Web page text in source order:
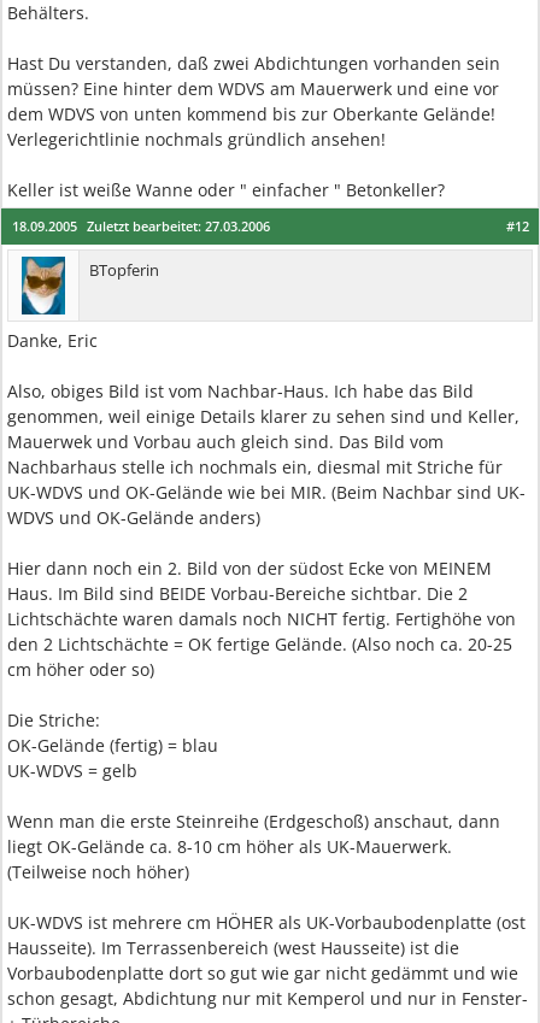
Behälters.
Hast Du verstanden, daß zwei Abdichtungen vorhanden sein
müssen? Eine hinter dem WDVS am Mauerwerk und eine vor
dem WDVS von unten kommend bis zur Oberkante Gelände!
Verlegerichtlinie nochmals gründlich ansehen!
Keller ist weiße Wanne oder " einfacher " Betonkeller?
#12
18.09.2005 Zuletzt bearbeitet: 27.03.2006
BTopferin
Danke, Eric
Also, obiges Bild ist vom Nachbar-Haus. Ich habe das Bild
genommen, weil einige Details klarer zu sehen sind und Keller,
Mauerwek und Vorbau auch gleich sind. Das Bild vom
Nachbarhaus stelle ich nochmals ein, diesmal mit Striche für
UK-WDVS und OK-Gelände wie bei MIR. (Beim Nachbar sind UK-
WDVS und OK-Gelände anders)
Hier dann noch ein 2. Bild von der südost Ecke von MEINEM
Haus. Im Bild sind BEIDE Vorbau-Bereiche sichtbar. Die 2
Lichtschächte waren damals noch NICHT fertig. Fertighöhe von
den 2 Lichtschächte = OK fertige Gelände. (Also noch ca. 20-25
cm höher oder so)
Die Striche:
OK-Gelände (fertig) = blau
UK-WDVS = gelb
Wenn man die erste Steinreihe (Erdgeschoß) anschaut, dann
liegt OK-Gelände ca. 8-10 cm höher als UK-Mauerwerk.
(Teilweise noch höher)
UK-WDVS ist mehrere cm HÖHER als UK-Vorbaubodenplatte (ost
Hausseite). Im Terrassenbereich (west Hausseite) ist die
Vorbaubodenplatte dort so gut wie gar nicht gedämmt und wie
schon gesagt, Abdichtung nur mit Kemperol und nur in Fenster-